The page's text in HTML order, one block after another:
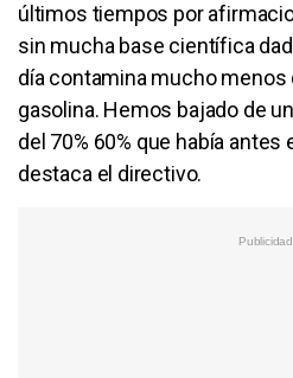
últimos tiempos por
sin mucha base científica
día contamina mucho menos
gasolina. Hemos bajado de
del 70% 60% que había antes
destaca el directivo.